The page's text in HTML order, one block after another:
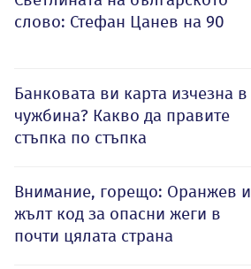
слово: Стефан Цанев на 90
Банковата ви карта изчезна в
чужбина? Какво да правите
стъпка по стъпка
Внимание, горещо: Оранжев и
жълт код за опасни жеги в
почти цялата страна